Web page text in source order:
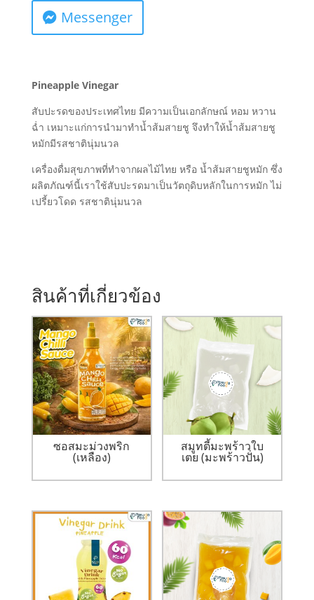
Messenger
Pineapple Vinegar
สับปะรดของประเทศไทย มีความเป็นเอกลักษณ์ หอม หวาน
ฉ่ำ เหมาะแก่การนำมาทำน้ำส้มสายชู จึงทำให้น้ำส้มสายชู
หมักมีรสชาตินุ่มนวล
เครื่องดื่มสุขภาพที่ทำจากผลไม้ไทย หรือ น้ำส้มสายชูหมัก ซึ่ง
ผลิตภัณฑ์นี้เราใช้สับปะรดมาเป็นวัตถุดิบหลักในการหมัก ไม่
เปรี้ยวโดด รสชาตินุ่มนวล
สินค้าที่เกี่ยวข้อง
ซอสมะม่วงพริก
(เหลือง)
สมูทตี้มะพร้าวใบ
เตย (มะพร้าวปั่น)